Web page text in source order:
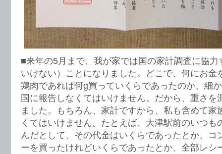
■来年の5月まで、我が家では国の家計調査に協
いけない）ことになりました。どこで、何にお金
鶏肉であれば何g買っていくらであったのか、細
国に報告しなくてはいけません。だから、重さを
ました。もちろん、家計ですから、私も含めて家
くてはいけません。たとえば、大津駅前のいつも
んだとして、その代金はいくらであったとか、コ
ーを買ったけれどいくらであったとか、全部レシ